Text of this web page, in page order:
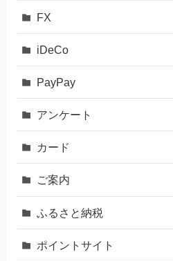
FX
iDeCo
PayPay
アンケート
カード
ご案内
ふるさと納税
ポイントサイト